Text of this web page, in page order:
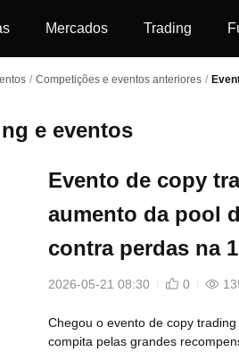
Mercados Trading
/ Competições e eventos anteriores /
e eventos
Evento de copy
aumento da pool
contra perdas na
2026-05-21 08:30 0
Chegou o evento de copy
compita pelas grandes